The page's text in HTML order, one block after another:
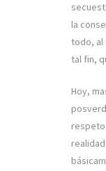
la
todo, al
tal fin,
Hoy,
respeto